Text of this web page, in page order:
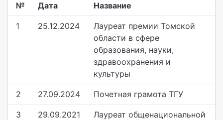
№ Дата Название
1 25.12.2024
Лауреат премии Томской
области в сфере
образования, науки,
здравоохранения и
культуры
2 27.09.2024 Почетная грамота ТГУ
3 29.09.2021
Лауреат общенациональной